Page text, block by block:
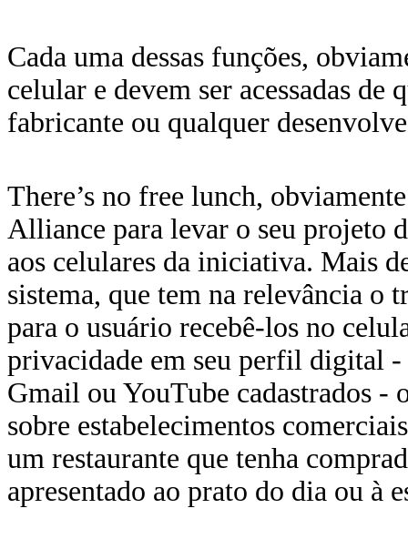
Cada uma dessas funções,
celular e devem ser acessadas
fabricante ou qualquer
There’s no free lunch,
Alliance para levar o seu projeto
aos celulares da iniciativa. Mais
sistema, que tem na relevância o
para o usuário recebê-los no
privacidade em seu perfil digital -
Gmail ou YouTube cadastrados -
sobre estabelecimentos
um restaurante que tenha
apresentado ao prato do dia ou à